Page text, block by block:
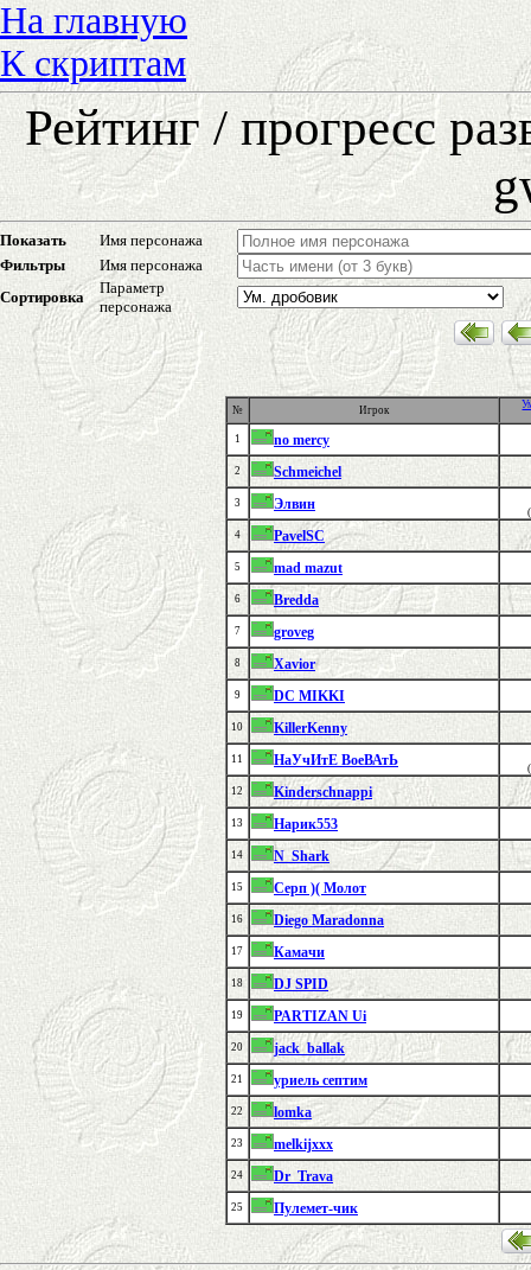
На главную
К скриптам
Рейтинг / прогресс
Показать
Имя персонажа
Фильтры
Имя персонажа
Сортировка
Параметр
персонажа
№ Игрок
1 no mercy
2 Schmeichel
3 Элвин
4
PavelSC
5 mad mazut
6 Bredda
7 groveg
8 Xavior
9 DC MIKKI
10 KillerKenny
11 НаУчИтЕ ВоеВАтЬ
12
Kinderschnappi
13 Нарик553
14 N_Shark
15 Серп )( Молот
16 Diego Maradonna
17 Камачи
18 DJ SPID
19 PARTIZAN Ui
20 jack_ballak
21 уриель септим
22 lomka
23 melkijxxx
24 Dr_Trava
25 Пулемет-чик